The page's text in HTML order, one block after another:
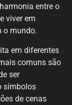
entre o
viver em
o mundo.
em diferentes
comuns são
ser
símbolos
de cenas